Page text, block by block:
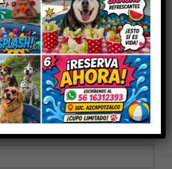
marcados con*